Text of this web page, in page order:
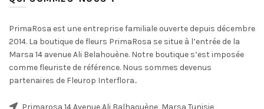
PrimaRosa est une entreprise familiale ouverte depuis décembre
2014. La boutique de fleurs PrimaRosa se situe à l’entrée de la
Marsa 14 avenue Ali Belahouène. Notre boutique s’est imposée
comme fleuriste de référence. Nous sommes devenus
partenaires de Fleurop Interflora..
Primarosa 14 Avenue Ali Balhaouène, Marsa Tunisie